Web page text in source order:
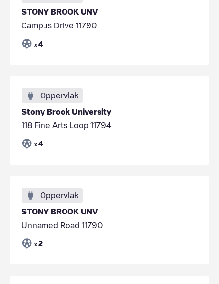
STONY BROOK UNV
Campus Drive 11790
x 4
Oppervlak
Stony Brook University
118 Fine Arts Loop 11794
x 4
Oppervlak
STONY BROOK UNV
Unnamed Road 11790
x 2